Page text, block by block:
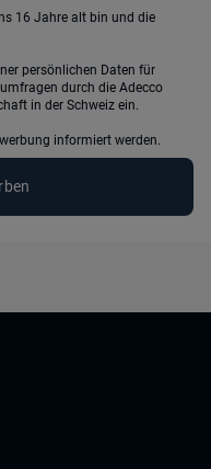
16 Jahre alt bin und die
durch die Adecco
in der Schweiz ein.
informiert werden.